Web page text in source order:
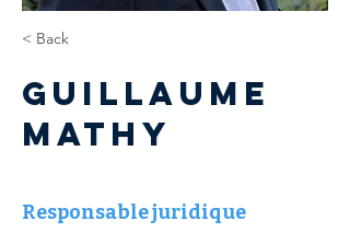
< Back
Guillaume
MATHY
Responsable juridique